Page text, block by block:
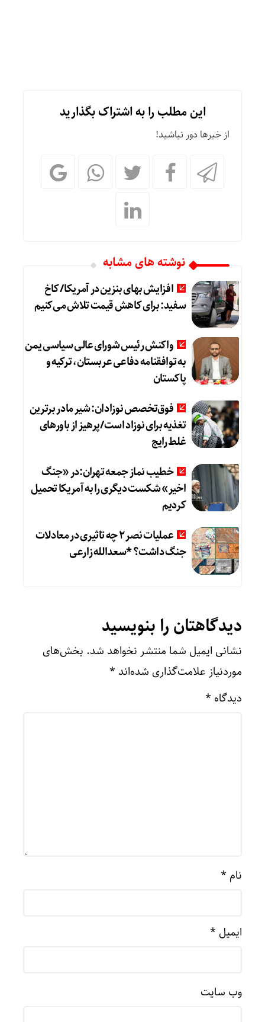
این مطلب را به اشتراک بگذارید
از خبرها دور نباشید!
نوشته های مشابه
افزایش بهای بنزین در آمریکا/ کاخ
سفید: برای کاهش قیمت تلاش می‌کنیم
واکنش رئیس شورای عالی سیاسی یمن
به توافقنامه دفاعی عربستان، ترکیه و
پاکستان
فوق‌تخصص نوزادان: شیر مادر برترین
تغذیه برای نوزاد است/پرهیز از باورهای
غلط رایج
خطیب نماز جمعه تهران:در «جنگ
اخیر» شکست دیگری را به آمریکا تحمیل
کردیم
عملیات نصر ۲ چه تاثیری در معادلات
جنگ داشت؟ *سعدالله زارعی
دیدگاهتان را بنویسید
نشانی ایمیل شما منتشر نخواهد شد. بخش‌های
موردنیاز علامت‌گذاری شده‌اند *
دیدگاه *
نام *
ایمیل *
وب‌ سایت